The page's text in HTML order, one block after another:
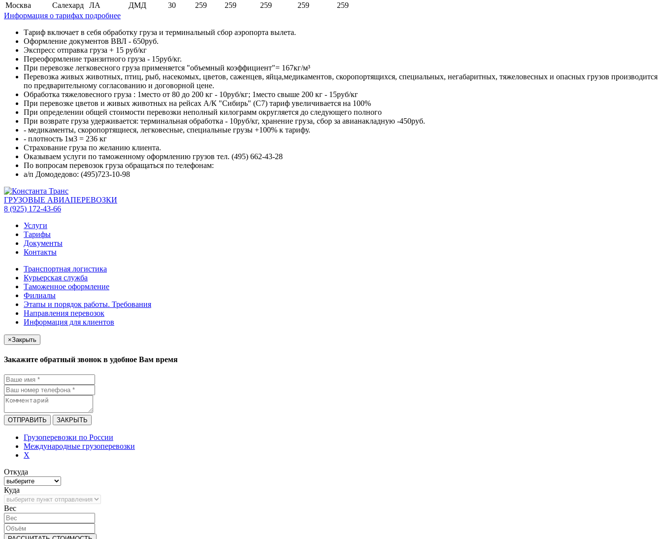
Москва
Салехард ЛА ДМД 30 259 259 259 259
259
Информация о тарифах подробнее
Тариф включает в себя обработку груза и терминальный сбор аэропорта вылета.
Оформление документов ВВЛ - 650руб.
Экспресс отправка груза + 15 руб/кг
Переоформление транзитного груза - 15руб/кг.
При перевозке легковесного груза применяется "объемный коэффициент"= 167кг/м³
Перевозка живых животных, птиц, рыб, насекомых, цветов, саженцев, яйца,медикаментов, скоропортящихся, специальных, негабаритных, тяжеловесных и опасных грузов производится
по предварительному согласованию и договорной цене.
Обработка тяжеловесного груза : 1место от 80 до 200 кг - 10руб/кг; 1место свыше 200 кг - 15руб/кг
При перевозке цветов и живых животных на рейсах А/К "Сибирь" (С7) тариф увеличивается на 100%
При определении общей стоимости перевозки неполный килограмм округляется до следующего полного
При возврате груза удерживается: терминальная обработка - 10руб/кг, хранение груза, сбор за авианакладную -450руб.
- медикаменты, скоропортящиеся, легковесные, специальные грузы +100% к тарифу.
- плотность 1м3 = 236 кг
Страхование груза по желанию клиента.
Оказываем услуги по таможенному оформлению грузов тел. (495) 662-43-28
По вопросам перевозок груза обращаться по телефонам:
а/п Домодедово: (495)723-10-98
ГРУЗОВЫЕ АВИАПЕРЕВОЗКИ
8 (925) 172-43-66
Услуги
Тарифы
Документы
Контакты
Транспортная логистика
Курьерская служба
Таможенное оформление
Филиалы
Этапы и порядок работы. Требования
Направления перевозок
Информация для клиентов
×Закрыть
Закажите обратный звонок в удобное Вам время
ОТПРАВИТЬ ЗАКРЫТЬ
Грузоперевозки по России
Международные грузоперевозки
X
Откуда
Куда
Bec